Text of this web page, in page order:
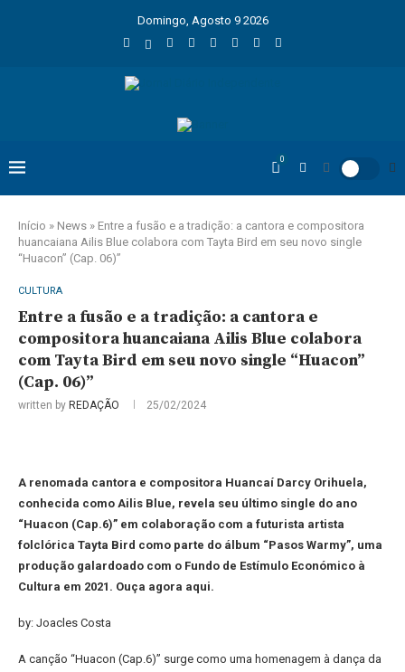
Domingo, Agosto 9 2026
0
Início » News » Entre a fusão e a tradição: a cantora e compositora
huancaiana Ailis Blue colabora com Tayta Bird em seu novo single
“Huacon” (Cap. 06)”
CULTURA
Entre a fusão e a tradição: a cantora e
compositora huancaiana Ailis Blue colabora
com Tayta Bird em seu novo single “Huacon”
(Cap. 06)”
written by REDAÇÃO 25/02/2024
A renomada cantora e compositora Huancaí Darcy Orihuela,
conhecida como Ailis Blue, revela seu último single do ano
“Huacon (Cap.6)” em colaboração com a futurista artista
folclórica Tayta Bird como parte do álbum “Pasos Warmy”, uma
produção galardoado com o Fundo de Estímulo Económico à
Cultura em 2021. Ouça agora aqui.
by: Joacles Costa
A canção “Huacon (Cap.6)” surge como uma homenagem à dança da